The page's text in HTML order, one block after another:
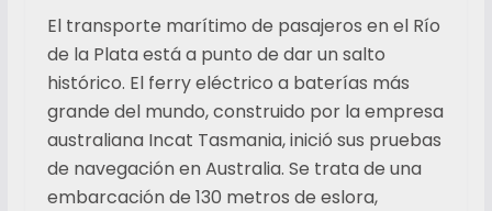
El transporte marítimo de pasajeros en el Río
de la Plata está a punto de dar un salto
histórico. El ferry eléctrico a baterías más
grande del mundo, construido por la empresa
australiana Incat Tasmania, inició sus pruebas
de navegación en Australia. Se trata de una
embarcación de 130 metros de eslora,